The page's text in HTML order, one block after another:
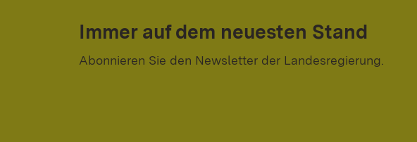
Immer auf dem neuesten Stand
Abonnieren Sie den Newsletter der Landesregierung.